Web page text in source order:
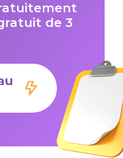
de 3